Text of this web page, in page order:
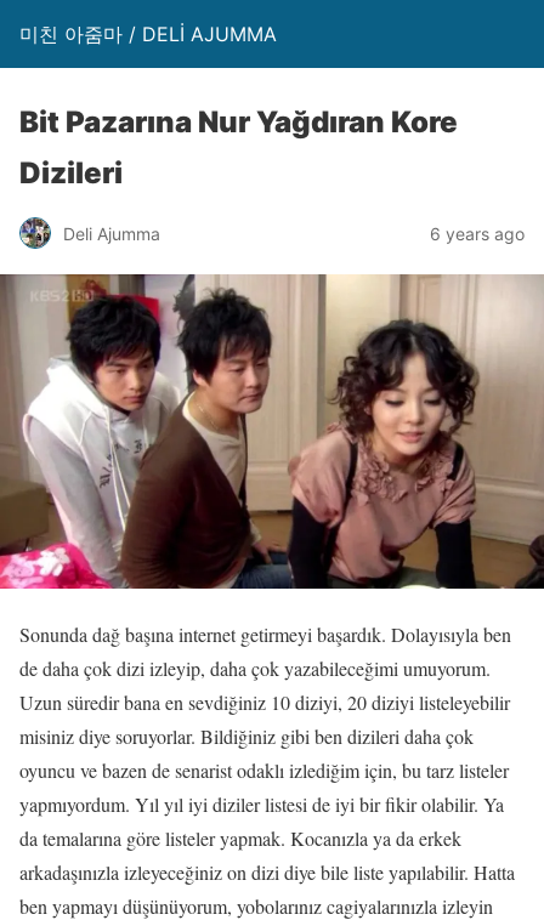
미친 아줌마 / DELİ AJUMMA
Bit Pazarına Nur Yağdıran Kore
Dizileri
Deli Ajumma 6 years ago
Sonunda dağ başına internet getirmeyi başardık. Dolayısıyla ben
de daha çok dizi izleyip, daha çok yazabileceğimi umuyorum.
Uzun süredir bana en sevdiğiniz 10 diziyi, 20 diziyi listeleyebilir
misiniz diye soruyorlar. Bildiğiniz gibi ben dizileri daha çok
oyuncu ve bazen de senarist odaklı izlediğim için, bu tarz listeler
yapmıyordum. Yıl yıl iyi diziler listesi de iyi bir fikir olabilir. Ya
da temalarına göre listeler yapmak. Kocanızla ya da erkek
arkadaşınızla izleyeceğiniz on dizi diye bile liste yapılabilir. Hatta
ben yapmayı düşünüyorum, yobolarınız cagiyalarınızla izleyin